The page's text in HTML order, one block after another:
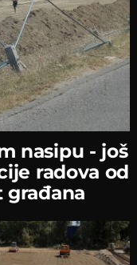
nasipu - јoš
radova od
građana